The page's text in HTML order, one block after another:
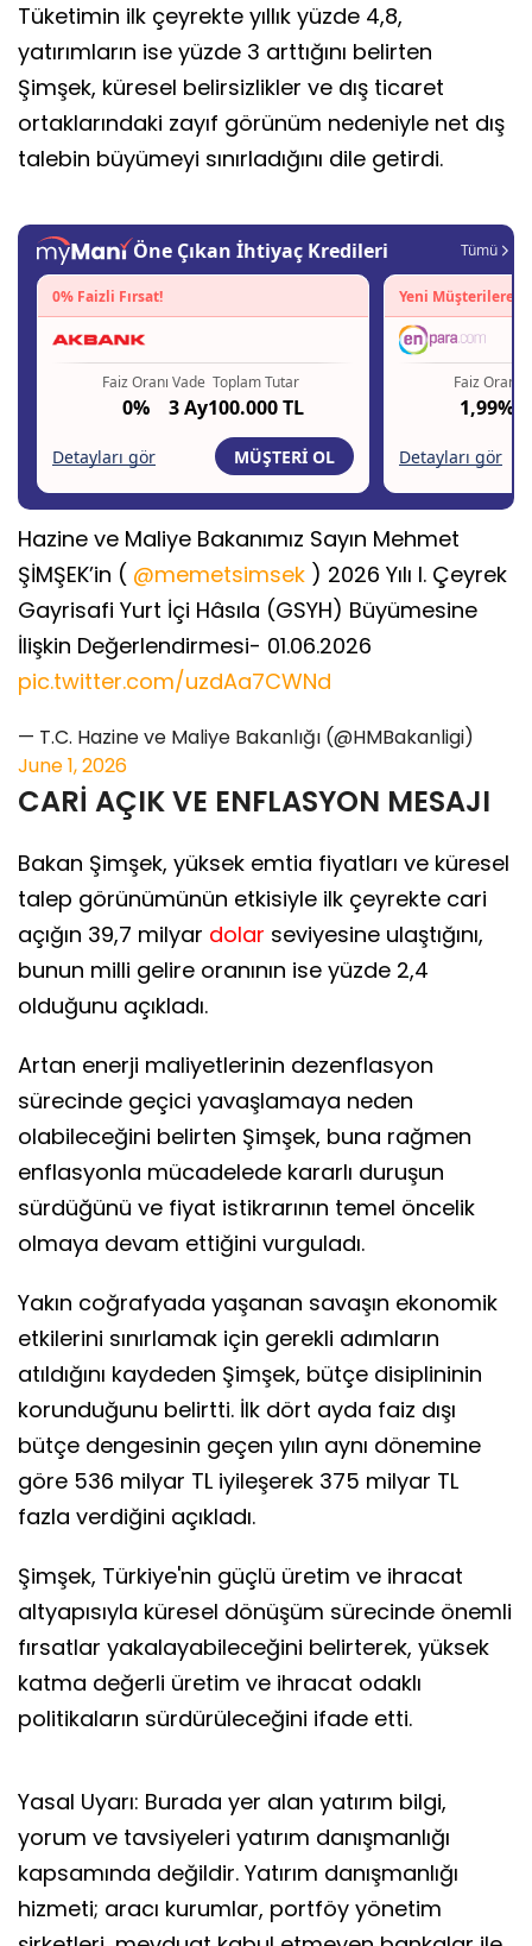
Tüketimin ilk çeyrekte yıllık yüzde 4,8,
yatırımların ise yüzde 3 arttığını belirten
Şimşek, küresel belirsizlikler ve dış ticaret
ortaklarındaki zayıf görünüm nedeniyle net dış
talebin büyümeyi sınırladığını dile getirdi.
Hazine ve Maliye Bakanımız Sayın Mehmet
ŞİMŞEK’in ( @memetsimsek ) 2026 Yılı I. Çeyrek
Gayrisafi Yurt İçi Hâsıla (GSYH) Büyümesine
İlişkin Değerlendirmesi- 01.06.2026
pic.twitter.com/uzdAa7CWNd
— T.C. Hazine ve Maliye Bakanlığı (@HMBakanligi)
June 1, 2026
CARİ AÇIK VE ENFLASYON MESAJI
Bakan Şimşek, yüksek emtia fiyatları ve küresel
talep görünümünün etkisiyle ilk çeyrekte cari
açığın 39,7 milyar dolar seviyesine ulaştığını,
bunun milli gelire oranının ise yüzde 2,4
olduğunu açıkladı.
Artan enerji maliyetlerinin dezenflasyon
sürecinde geçici yavaşlamaya neden
olabileceğini belirten Şimşek, buna rağmen
enflasyonla mücadelede kararlı duruşun
sürdüğünü ve fiyat istikrarının temel öncelik
olmaya devam ettiğini vurguladı.
Yakın coğrafyada yaşanan savaşın ekonomik
etkilerini sınırlamak için gerekli adımların
atıldığını kaydeden Şimşek, bütçe disiplininin
korunduğunu belirtti. İlk dört ayda faiz dışı
bütçe dengesinin geçen yılın aynı dönemine
göre 536 milyar TL iyileşerek 375 milyar TL
fazla verdiğini açıkladı.
Şimşek, Türkiye'nin güçlü üretim ve ihracat
altyapısıyla küresel dönüşüm sürecinde önemli
fırsatlar yakalayabileceğini belirterek, yüksek
katma değerli üretim ve ihracat odaklı
politikaların sürdürüleceğini ifade etti.
Yasal Uyarı: Burada yer alan yatırım bilgi,
yorum ve tavsiyeleri yatırım danışmanlığı
kapsamında değildir. Yatırım danışmanlığı
hizmeti; aracı kurumlar, portföy yönetim